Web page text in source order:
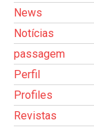
News
Notícias
passagem
Perfil
Profiles
Revistas